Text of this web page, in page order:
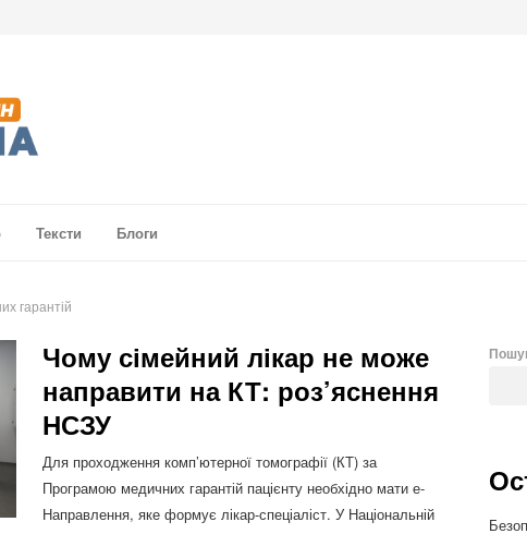
Тексти Блоги
гарантій
Чому сімейний лікар не може
направити на КТ: роз’яснення
НСЗУ
Для проходження комп’ютерної томографії (КТ) за
Програмою медичних гарантій пацієнту необхідно мати е-
Направлення, яке формує лікар-спеціаліст. У Національній